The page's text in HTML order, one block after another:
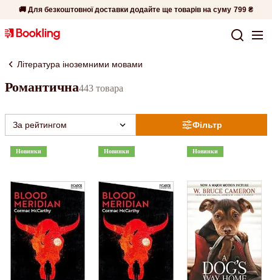
🚚 Для безкоштовної доставки додайте ще товарів на суму 799 ₴
Література іноземними мовами
Романтична443 товара
Фільтр
За рейтингом
Новинки Новинки Новинки